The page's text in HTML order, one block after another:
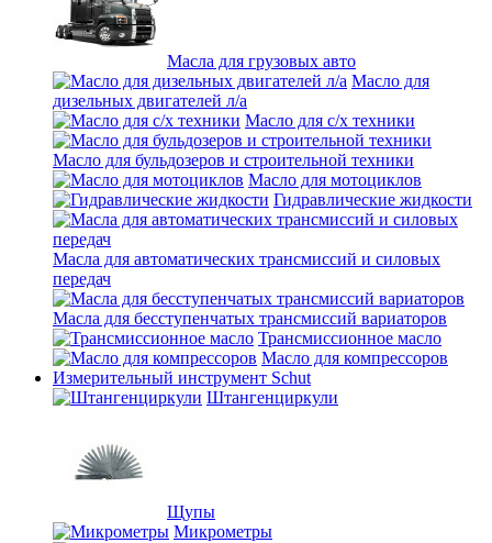
Масла для грузовых авто
Масло для
дизельных двигателей л/а
Масло для с/х техники
Масло для бульдозеров и строительной техники
Масло для мотоциклов
Гидравлические жидкости
Масла для автоматических трансмиссий и силовых
передач
Масла для бесступенчатых трансмиссий вариаторов
Трансмиссионное масло
Масло для компрессоров
Измерительный инструмент Schut
Штангенциркули
Щупы
Микрометры